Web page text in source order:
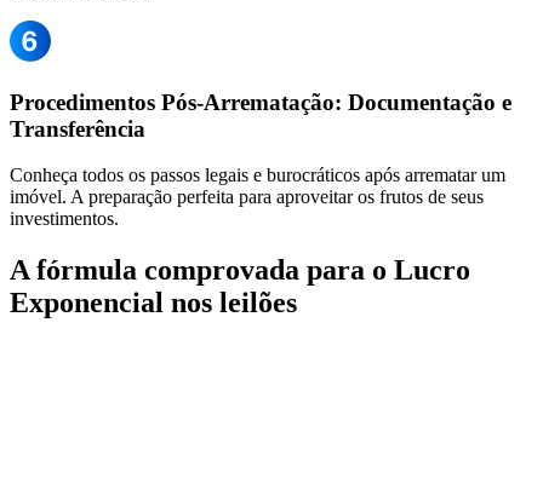
Procedimentos Pós-Arrematação: Documentação e
Transferência
Conheça todos os passos legais e burocráticos após arrematar um
imóvel. A preparação perfeita para aproveitar os frutos de seus
investimentos.
A fórmula comprovada para o Lucro
Exponencial nos leilões